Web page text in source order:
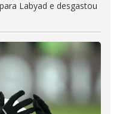
Labyad e desgastou